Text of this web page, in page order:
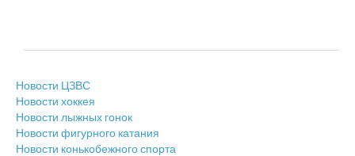
Новости ЦЗВС
Новости хоккея
Новости лыжных гонок
Новости фигурного катания
Новости конькобежного спорта